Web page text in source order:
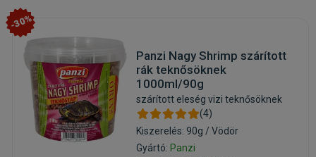
-30%
Panzi Nagy Shrimp szárított
rák teknősöknek
1000ml/90g
szárított eleség vizi teknősöknek
(4)
Kiszerelés: 90g / Vödör
Gyártó: Panzi